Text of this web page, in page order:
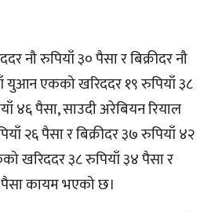
नौ रुपियाँ ३० पैसा र बिक्रीदर नौ
युआन एकको खरिददर १९ रुपियाँ ३८
४६ पैसा, साउदी अरेबियन रियाल
२६ पैसा र बिक्रीदर ३७ रुपियाँ ४२
खरिददर ३८ रुपियाँ ३४ पैसा र
पैसा कायम भएको छ।